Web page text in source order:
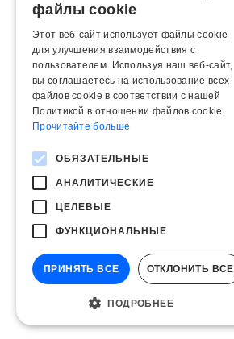
файлы cookie
Этот веб-сайт использует файлы cookie
для улучшения взаимодействия с
пользователем. Используя наш веб-сайт,
вы соглашаетесь на использование всех
файлов cookie в соответствии с нашей
Политикой в ​​отношении файлов cookie.
Прочитайте больше
ОБЯЗАТЕЛЬНЫЕ
АНАЛИТИЧЕСКИЕ
ЦЕЛЕВЫЕ
ФУНКЦИОНАЛЬНЫЕ
ПРИНЯТЬ ВСЕ ОТКЛОНИТЬ ВСЕ
ПОДРОБНЕЕ